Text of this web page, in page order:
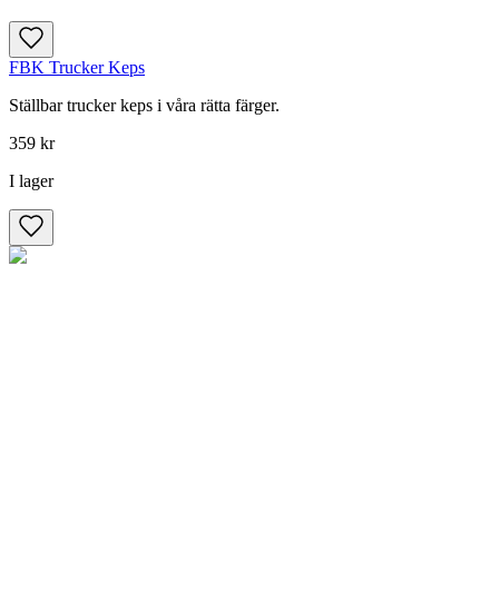
FBK Trucker Keps
Ställbar trucker keps i våra rätta färger.
359 kr
I lager